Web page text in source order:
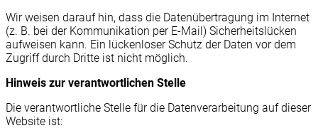
Wir weisen darauf hin, dass die Datenübertragung im Internet
(z. B. bei der Kommunikation per E-Mail) Sicherheitslücken
aufweisen kann. Ein lückenloser Schutz der Daten vor dem
Zugriff durch Dritte ist nicht möglich.
Hinweis zur verantwortlichen Stelle
Die verantwortliche Stelle für die Datenverarbeitung auf dieser
Website ist: